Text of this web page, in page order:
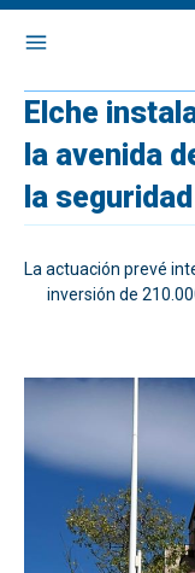
Elche
la avenida
la
La actuación prevé
inversión de